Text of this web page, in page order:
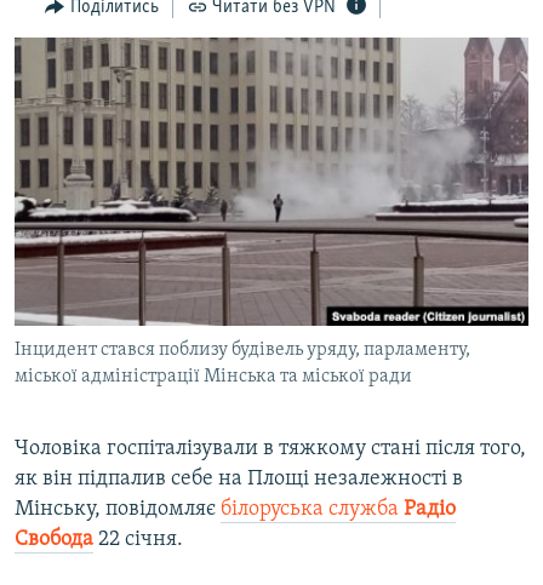
до
пошуку
ПОГЛЯД
ІНТЕРВ'Ю
ВСЕ ЗА ДЕНЬ
СПЕЦПРОЕКТИ
ДЕПОРТАЦІЯ
ВІДЕОУРОКИ «ELIFBE»
СВІДЧЕННЯ ОКУПАЦІЇ
УКРАЇНСЬКА ПРОБЛЕМА КРИМУ
ІНФОГРАФІКА
ЯК ОБІЙТИ БЛОКУВАННЯ
Русский
ДОЛУЧАЙСЯ!
Усі сайти RFE/RL
Поділитись Читати без VPN
Інцидент стався поблизу будівель уряду, парламенту,
міської адміністрації Мінська та міської ради
Чоловіка госпіталізували в тяжкому стані після того,
як він підпалив себе на Площі незалежності в
Мінську, повідомляє білоруська служба Радіо
Свобода 22 січня.